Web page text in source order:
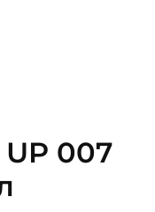
UP 007